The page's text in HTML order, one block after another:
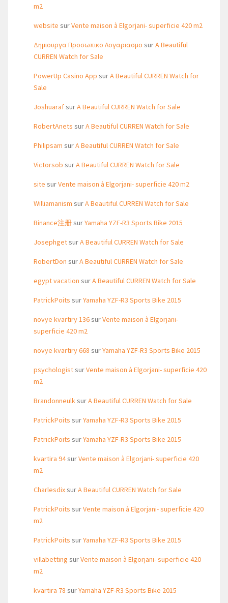
m2
website surVente maison à Elgorjani- superficie 420 m2
Δημιουργα Προσωπικο Λογαριασμο surA Beautiful
CURREN Watch for Sale
PowerUp Casino App surA Beautiful CURREN Watch for
Sale
JoshuarafsurA Beautiful CURREN Watch for Sale
RobertAnets surA Beautiful CURREN Watch for Sale
Philipsam surA Beautiful CURREN Watch for Sale
Victorsob surA Beautiful CURREN Watch for Sale
site surVente maison à Elgorjani- superficie 420 m2
Williamanism surA Beautiful CURREN Watch for Sale
Binance注册surYamaha YZF-R3 Sports Bike 2015
JosephgetsurA Beautiful CURREN Watch for Sale
RobertDon surA Beautiful CURREN Watch for Sale
egypt vacation surA Beautiful CURREN Watch for Sale
PatrickPoits surYamaha YZF-R3 Sports Bike 2015
novye kvartiry 136surVente maison à Elgorjani-
superficie 420 m2
novye kvartiry 668 surYamaha YZF-R3 Sports Bike 2015
psychologistsurVente maison à Elgorjani- superficie 420
m2
BrandonneulksurA Beautiful CURREN Watch for Sale
PatrickPoits surYamaha YZF-R3 Sports Bike 2015
PatrickPoits surYamaha YZF-R3 Sports Bike 2015
kvartira 94surVente maison à Elgorjani- superficie 420
m2
CharlesdixsurA Beautiful CURREN Watch for Sale
PatrickPoits surVente maison à Elgorjani- superficie 420
m2
PatrickPoits surYamaha YZF-R3 Sports Bike 2015
villabetting surVente maison à Elgorjani- superficie 420
m2
kvartira 78 surYamaha YZF-R3 Sports Bike 2015